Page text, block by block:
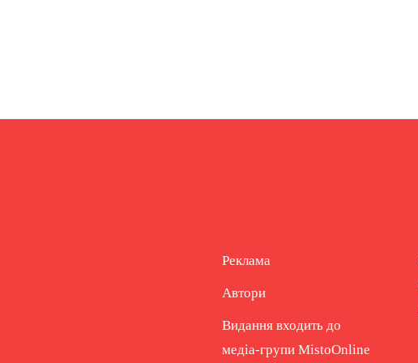
Реклама
Автори
Видання входить до
медіа-групи MistoOnline